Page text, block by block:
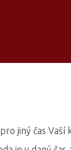
jiný čas